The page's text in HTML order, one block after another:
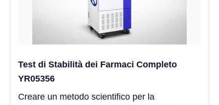
Test di Stabilità dei Farmaci Completo
YR05356
Creare un metodo scientifico per la